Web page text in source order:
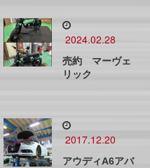
2024.02.28
売約 マーヴェ
リック
2017.12.20
アウディA6アバ